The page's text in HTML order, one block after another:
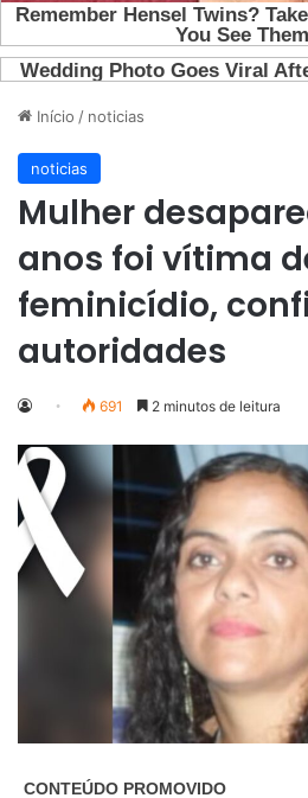
Início / noticias
noticias
Mulher
anos foi vítima
feminicídio,
autoridades
691 2 minutos de leitura